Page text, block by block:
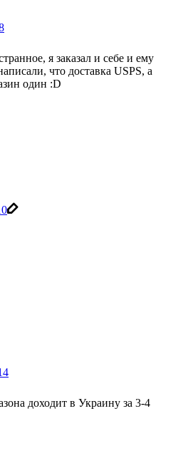
я заказал и себе и ему
что доставка USPS, а
один :D
доходит в Украину за 3-4